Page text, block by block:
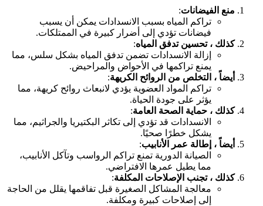
منع الفيضانات:
تراكم المياه بسبب الانسدادات يمكن أن يسبب
فيضانات تؤدي إلى أضرار كبيرة في الممتلكات.
كذلك ، تحسين تدفق المياه:
إزالة الانسدادات تضمن تدفق المياه بشكل سلس، مما
يمنع تراكمها في الأحواض والمراحيض.
أيضاً ، التخلص من الروائح الكريهة:
تراكم المواد العضوية يؤدي لانبعاث روائح كريهة، مما
يؤثر على جودة الحياة.
كذلك ، حماية الصحة العامة:
الانسدادات قد تؤدي إلى تكاثر البكتيريا والجراثيم، مما
يشكل خطرًا صحيًا.
أيضاً ، إطالة عمر الأنابيب:
الصيانة الدورية تمنع تراكم الرواسب وتآكل الأنابيب،
مما يطيل عمرها الافتراضي.
كذلك ، تجنب الإصلاحات المكلفة:
معالجة المشاكل الصغيرة قبل تفاقمها يقلل من الحاجة
إلى إصلاحات كبيرة ومكلفة.